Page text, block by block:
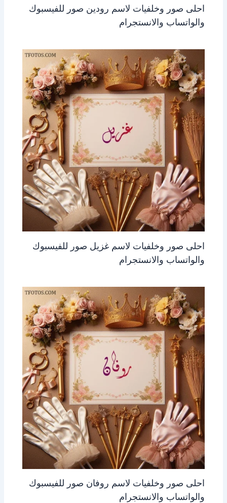
احلى صور وخلفيات لاسم رودين صور للفيسبوك
والواتساب والانستجرام
احلى صور وخلفيات لاسم غزيل صور للفيسبوك
والواتساب والانستجرام
احلى صور وخلفيات لاسم روفان صور للفيسبوك
والواتساب والانستجرام